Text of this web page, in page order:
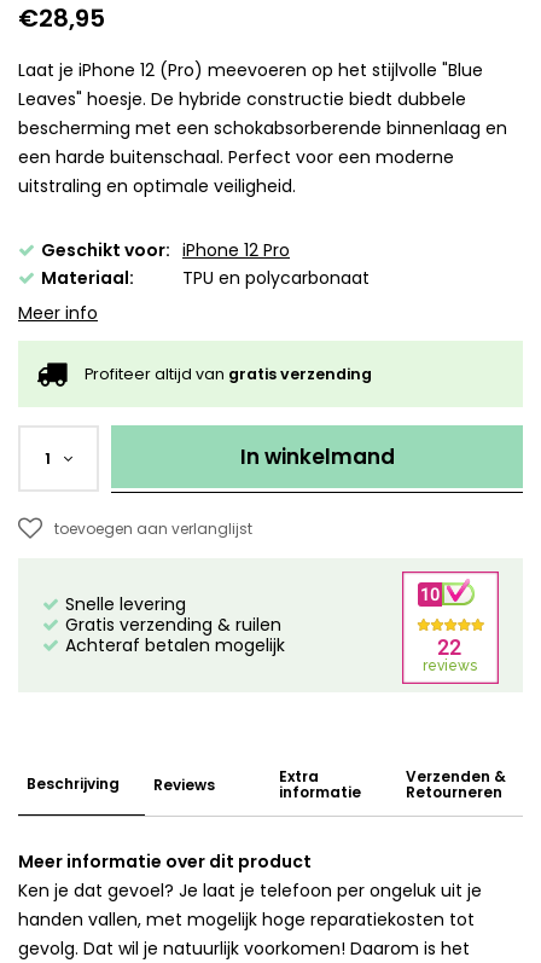
€28,95
Laat je iPhone 12 (Pro) meevoeren op het stijlvolle "Blue
Leaves" hoesje. De hybride constructie biedt dubbele
bescherming met een schokabsorberende binnenlaag en
een harde buitenschaal. Perfect voor een moderne
uitstraling en optimale veiligheid.
Geschikt voor: iPhone 12 Pro
Materiaal:
TPU en polycarbonaat
Meer info
Profiteer altijd van gratis verzending
1 In winkelmand
toevoegen aan verlanglijst
Snelle levering
Gratis verzending & ruilen
Achteraf betalen mogelijk
Beschrijving Reviews Extra
informatie
Verzenden &
Retourneren
Meer informatie over dit product
Ken je dat gevoel? Je laat je telefoon per ongeluk uit je
handen vallen, met mogelijk hoge reparatiekosten tot
gevolg. Dat wil je natuurlijk voorkomen! Daarom is het